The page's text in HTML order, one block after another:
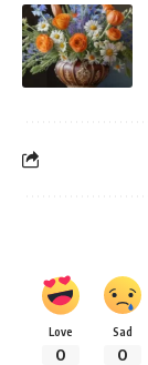
Love
0
Sad
0